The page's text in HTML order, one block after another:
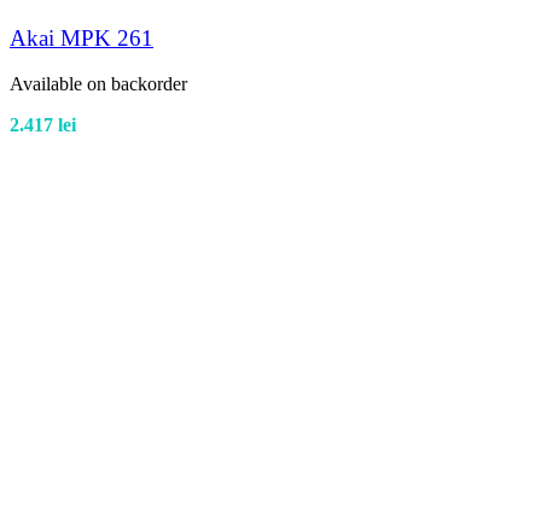
Akai MPK 261
Available on backorder
2.417 lei